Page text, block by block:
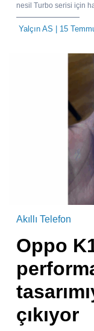
nesil Turbo serisi için
Yalçın AS | 15
Akıllı Telefon
Oppo
çıkıyor